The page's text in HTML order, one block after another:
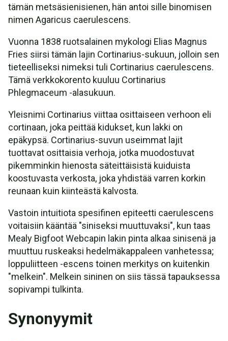
tämän metsäsienisienen, hän antoi sille binomisen
nimen Agaricus caerulescens.
Vuonna 1838 ruotsalainen mykologi Elias Magnus
Fries siirsi tämän lajin Cortinarius-sukuun, jolloin sen
tieteelliseksi nimeksi tuli Cortinarius caerulescens.
Tämä verkkokorento kuuluu Cortinarius
Phlegmaceum -alasukuun.
Yleisnimi Cortinarius viittaa osittaiseen verhoon eli
cortinaan, joka peittää kidukset, kun lakki on
epäkypsä. Cortinarius-suvun useimmat lajit
tuottavat osittaisia verhoja, jotka muodostuvat
pikemminkin hienosta säteittäisistä kuiduista
koostuvasta verkosta, joka yhdistää varren korkin
reunaan kuin kiinteästä kalvosta.
Vastoin intuitiota spesifinen epiteetti caerulescens
voitaisiin kääntää "siniseksi muuttuvaksi", kun taas
Mealy Bigfoot Webcapin lakin pinta alkaa sinisenä ja
muuttuu ruskeaksi hedelmäkappaleen vanhetessa;
loppuliitteen -escens toinen merkitys on kuitenkin
"melkein". Melkein sininen on siis tässä tapauksessa
sopivampi tulkinta.
Synonyymit